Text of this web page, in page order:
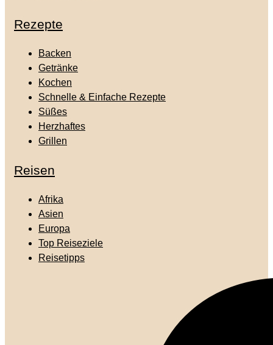
Rezepte
Backen
Getränke
Kochen
Schnelle & Einfache Rezepte
Süßes
Herzhaftes
Grillen
Reisen
Afrika
Asien
Europa
Top Reiseziele
Reisetipps